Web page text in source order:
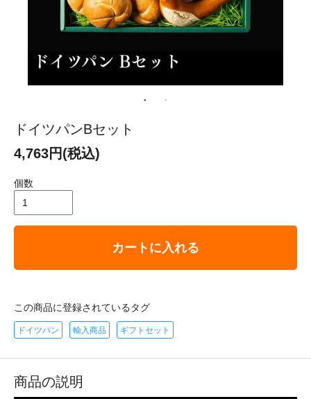
ドイツパンBセット
4,763円(税込)
個数
カートに入れる
この商品に登録されているタグ
ドイツパン 輸入商品 ギフトセット
商品の説明